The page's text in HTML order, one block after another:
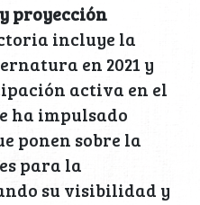
proyección
incluye la
en 2021 y
activa en el
ha impulsado
ponen sobre la
para la
su visibilidad y